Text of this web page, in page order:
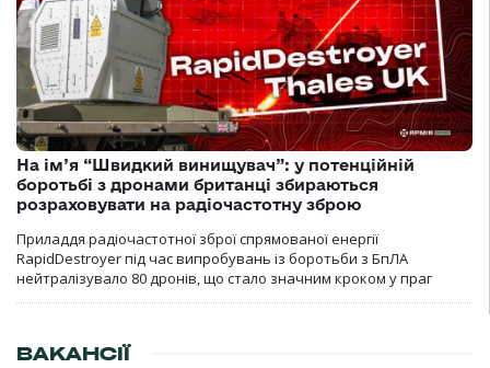
На ім’я “Швидкий винищувач”: у потенційній
боротьбі з дронами британці збираються
розраховувати на радіочастотну зброю
Приладдя радіочастотної зброї спрямованої енергії
RapidDestroyer під час випробувань із боротьби з БпЛА
нейтралізувало 80 дронів, що стало значним кроком у праг
ВАКАНСІЇ